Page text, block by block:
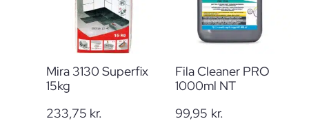
Mira 3130 Superfix
15kg
233,75 kr.
Fila Cleaner PRO
1000ml NT
99,95 kr.